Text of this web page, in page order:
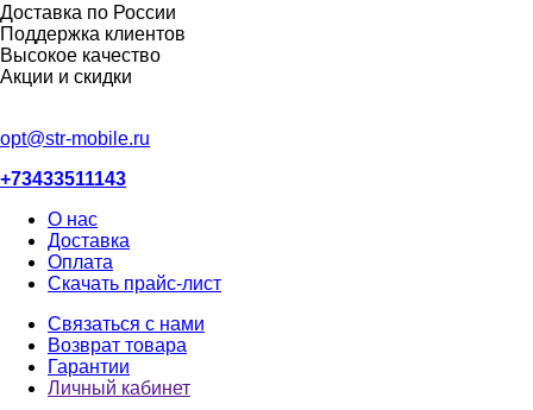
Доставка по России
Поддержка клиентов
Высокое качество
Акции и скидки
opt@str-mobile.ru
+73433511143
О нас
Доставка
Оплата
Скачать прайс-лист
Связаться с нами
Возврат товара
Гарантии
Личный кабинет